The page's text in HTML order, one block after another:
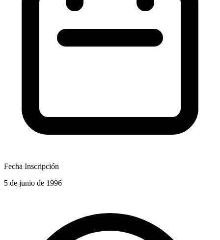
Fecha Inscripción
5 de junio de 1996